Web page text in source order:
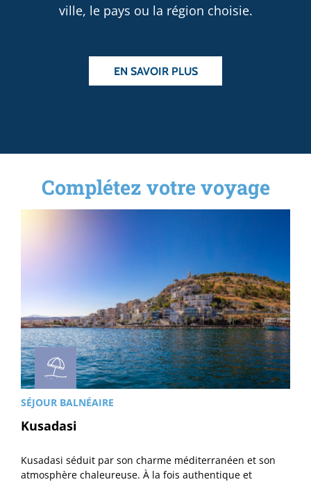
ville, le pays ou la région choisie.
EN SAVOIR PLUS
Complétez votre voyage
SÉJOUR BALNÉAIRE
Kusadasi
Kusadasi séduit par son charme méditerranéen et son
atmosphère chaleureuse. À la fois authentique et